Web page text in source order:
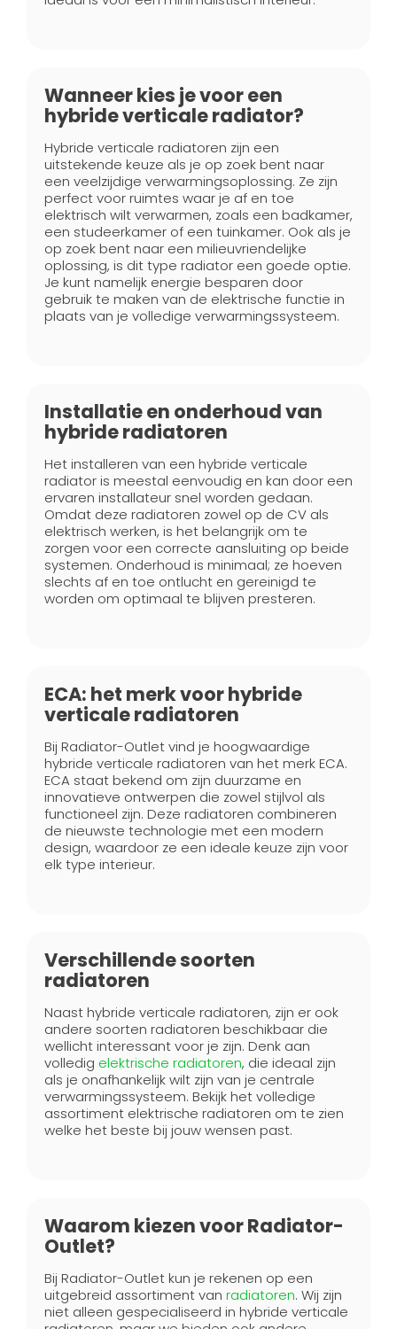
Wanneer kies je voor een
hybride verticale radiator?
Hybride verticale radiatoren zijn een
uitstekende keuze als je op zoek bent naar
een veelzijdige verwarmingsoplossing. Ze zijn
perfect voor ruimtes waar je af en toe
elektrisch wilt verwarmen, zoals een badkamer,
een studeerkamer of een tuinkamer. Ook als je
op zoek bent naar een milieuvriendelijke
oplossing, is dit type radiator een goede optie.
Je kunt namelijk energie besparen door
gebruik te maken van de elektrische functie in
plaats van je volledige verwarmingssysteem.
Installatie en onderhoud van
hybride radiatoren
Het installeren van een hybride verticale
radiator is meestal eenvoudig en kan door een
ervaren installateur snel worden gedaan.
Omdat deze radiatoren zowel op de CV als
elektrisch werken, is het belangrijk om te
zorgen voor een correcte aansluiting op beide
systemen. Onderhoud is minimaal; ze hoeven
slechts af en toe ontlucht en gereinigd te
worden om optimaal te blijven presteren.
ECA: het merk voor hybride
verticale radiatoren
Bij Radiator-Outlet vind je hoogwaardige
hybride verticale radiatoren van het merk ECA.
ECA staat bekend om zijn duurzame en
innovatieve ontwerpen die zowel stijlvol als
functioneel zijn. Deze radiatoren combineren
de nieuwste technologie met een modern
design, waardoor ze een ideale keuze zijn voor
elk type interieur.
Verschillende soorten
radiatoren
Naast hybride verticale radiatoren, zijn er ook
andere soorten radiatoren beschikbaar die
wellicht interessant voor je zijn. Denk aan
volledig elektrische radiatoren, die ideaal zijn
als je onafhankelijk wilt zijn van je centrale
verwarmingssysteem. Bekijk het volledige
assortiment elektrische radiatoren om te zien
welke het beste bij jouw wensen past.
Waarom kiezen voor Radiator-
Outlet?
Bij Radiator-Outlet kun je rekenen op een
uitgebreid assortiment van radiatoren. Wij zijn
niet alleen gespecialiseerd in hybride verticale